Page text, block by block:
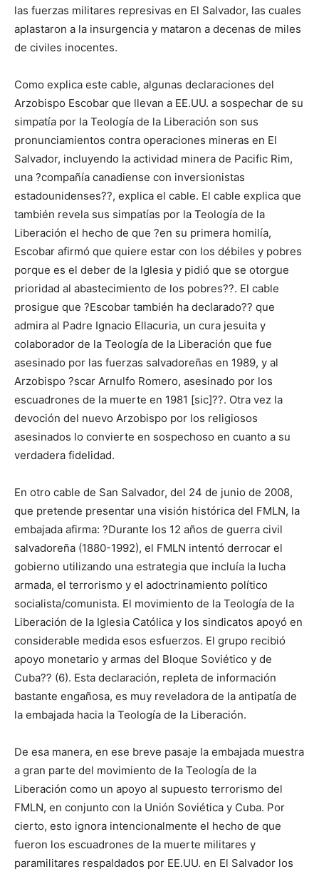
las fuerzas militares represivas en El Salvador, las cuales
aplastaron a la insurgencia y mataron a decenas de miles
de civiles inocentes.
Como explica este cable, algunas declaraciones del
Arzobispo Escobar que llevan a EE.UU. a sospechar de su
simpatía por la Teología de la Liberación son sus
pronunciamientos contra operaciones mineras en El
Salvador, incluyendo la actividad minera de Pacific Rim,
una ?compañía canadiense con inversionistas
estadounidenses??, explica el cable. El cable explica que
también revela sus simpatías por la Teología de la
Liberación el hecho de que ?en su primera homilía,
Escobar afirmó que quiere estar con los débiles y pobres
porque es el deber de la Iglesia y pidió que se otorgue
prioridad al abastecimiento de los pobres??. El cable
prosigue que ?Escobar también ha declarado?? que
admira al Padre Ignacio Ellacuria, un cura jesuita y
colaborador de la Teología de la Liberación que fue
asesinado por las fuerzas salvadoreñas en 1989, y al
Arzobispo ?scar Arnulfo Romero, asesinado por los
escuadrones de la muerte en 1981 [sic]??. Otra vez la
devoción del nuevo Arzobispo por los religiosos
asesinados lo convierte en sospechoso en cuanto a su
verdadera fidelidad.
En otro cable de San Salvador, del 24 de junio de 2008,
que pretende presentar una visión histórica del FMLN, la
embajada afirma: ?Durante los 12 años de guerra civil
salvadoreña (1880-1992), el FMLN intentó derrocar el
gobierno utilizando una estrategia que incluía la lucha
armada, el terrorismo y el adoctrinamiento político
socialista/comunista. El movimiento de la Teología de la
Liberación de la Iglesia Católica y los sindicatos apoyó en
considerable medida esos esfuerzos. El grupo recibió
apoyo monetario y armas del Bloque Soviético y de
Cuba?? (6). Esta declaración, repleta de información
bastante engañosa, es muy reveladora de la antipatía de
la embajada hacia la Teología de la Liberación.
De esa manera, en ese breve pasaje la embajada muestra
a gran parte del movimiento de la Teología de la
Liberación como un apoyo al supuesto terrorismo del
FMLN, en conjunto con la Unión Soviética y Cuba. Por
cierto, esto ignora intencionalmente el hecho de que
fueron los escuadrones de la muerte militares y
paramilitares respaldados por EE.UU. en El Salvador los